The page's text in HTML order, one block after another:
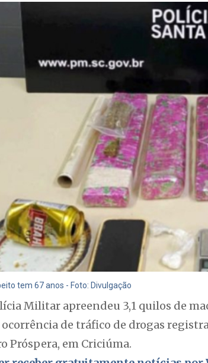
tem 67 anos - Foto: Divulgação
Militar apreendeu 3,1 quilos de
de tráfico de drogas
Próspera, em Criciúma.